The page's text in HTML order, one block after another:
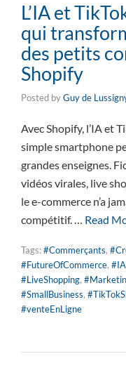
L’IA et
qui
des petits
Shopify
Posted byGuy de
Avec Shopify, l’IA et
simple smartphone
grandes enseignes.
vidéos virales, live
le e-commerce n’a
compétitif. … Read
Tags:#Commerçants,
#FutureOfCommerce, #IA
#LiveShopping,
#SmallBusiness,
#venteEnLigne